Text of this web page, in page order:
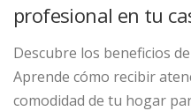
profesional en tu
Descubre los beneficios
Aprende cómo recibir
comodidad de tu hogar